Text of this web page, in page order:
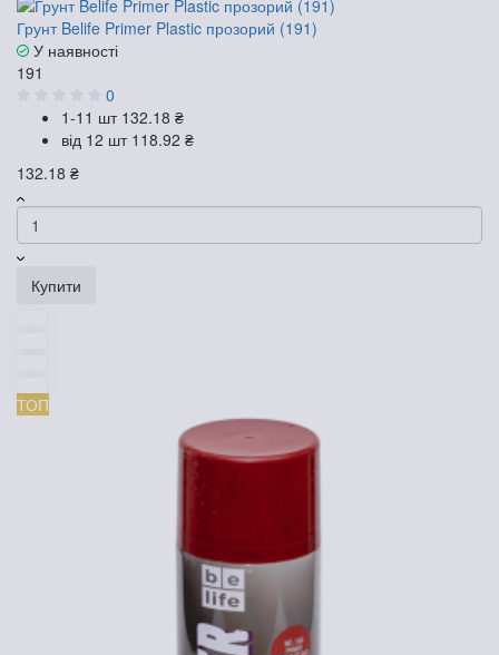
Грунт Belife Primer Plastic прозорий (191)
У наявності
191
0
1-11 шт 132.18 ₴
від 12 шт 118.92 ₴
132.18 ₴
Купити
ТОП